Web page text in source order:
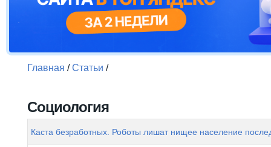
Главная /Статьи /
Социология
Каста безработных. Роботы лишат нищее население